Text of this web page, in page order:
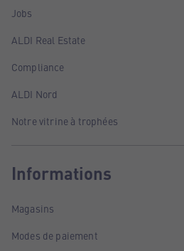
Jobs
ALDI Real Estate
Compliance
ALDI Nord
Notre vitrine à trophées
Informations
Magasins
Modes de paiement